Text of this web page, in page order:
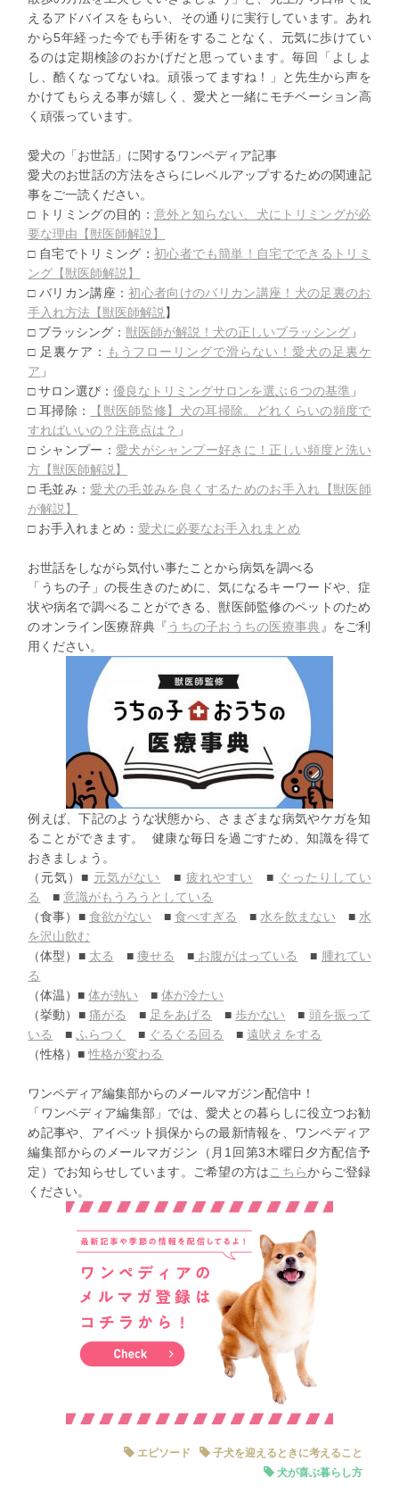
えるアドバイスをもらい、その通りに実行しています。あれ
から5年経った今でも手術をすることなく、元気に歩けてい
るのは定期検診のおかげだと思っています。毎回「よしよ
し、酷くなってないね。頑張ってますね！」と先生から声を
かけてもらえる事が嬉しく、愛犬と一緒にモチベーション高
く頑張っています。
愛犬の「お世話」に関するワンペディア記事
愛犬のお世話の方法をさらにレベルアップするための関連記
事をご一読ください。
□ トリミングの目的： 意外と知らない、 犬にトリミングが必
要な理由【獣医師解説】
□ 自宅でトリミング：初心者でも簡単！自宅でできるトリミ
ング【獣医師解説】
□ バリカン講座：初心者向けのバリカン講座！ 犬の足裏のお
手入れ方法【獣医師解説 】
□ ブラッシング：獣医師が解説！犬の正しいブラッシング 」
□ 足裏ケア： もうフローリングで滑らない！愛犬の足裏ケ
ア 」
□ サロン選び：優良なトリミングサロンを選ぶ６つの基準 」
□ 耳掃除：
【獣医師監修】犬の耳掃除。
どれくらいの頻度で
すればいいの？注意点は？ 」
□ シャンプー：愛犬がシャンプー好きに！正しい頻度と洗い
方【獣医師解説】
□ 毛並み：愛犬の毛並みを良くするためのお手入れ【獣医師
が解説】
□ お手入れまとめ：愛犬に必要なお手入れまとめ
お世話をしながら気付い事たことから病気を調べる
「うちの子」の長生きのために、気になるキーワードや、症
状や病名で調べることができる、獣医師監修のペットのため
のオンライン医療辞典『 うちの子おうちの医療事典 』をご利
用ください。
例えば、下記のような状態から、 さまざまな病気やケガを知
ることができます。 健康な毎日を過ごすため、知識を得て
おきましょう。
（元気）■ 元気がない ■ 疲れやすい ■ ぐったりしてい
る
■意識がもうろうとしている
（食事）■ 食欲がない ■ 食べすぎる ■ 水を飲まない ■ 水
を沢山飲む
（体型）■ 太る ■ 痩せる ■ お腹がはっている ■ 腫れてい
る
（体温）■体が熱い ■体が冷たい
（挙動）■ 痛がる ■ 足をあげる ■歩かない ■ 頭を振って
いる
■ふらつく ■ ぐるぐる回る ■遠吠えをする
（性格）■性格が変わる
ワンペディア編集部からのメールマガジン配信中！
「ワンペディア編集部」では、愛犬との暮らしに役立つお勧
め記事や、 アイペット損保からの最新情報を、
ワンペディア
編集部からのメールマガジン（ 月1回第3木曜日夕方配信予
定）でお知らせしています。
ご希望の方は こちらからご登録
ください。
エピソード
子犬を迎えるときに考えること
犬が喜ぶ暮らし方